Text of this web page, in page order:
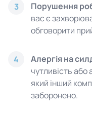
3 Порушення
вас є
обговорити
4 Алергія на
чутливість або
який інший
заборонено.